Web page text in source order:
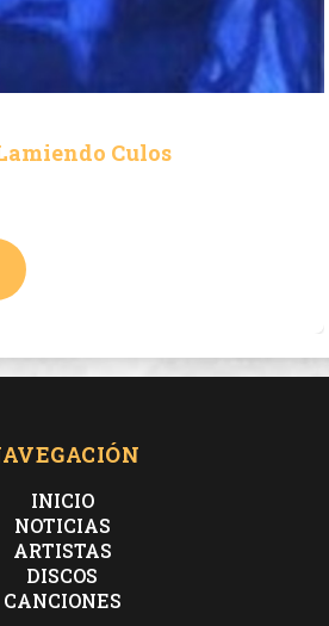
Culos
INICIO
NOTICIAS
ARTISTAS
DISCOS
CANCIONES